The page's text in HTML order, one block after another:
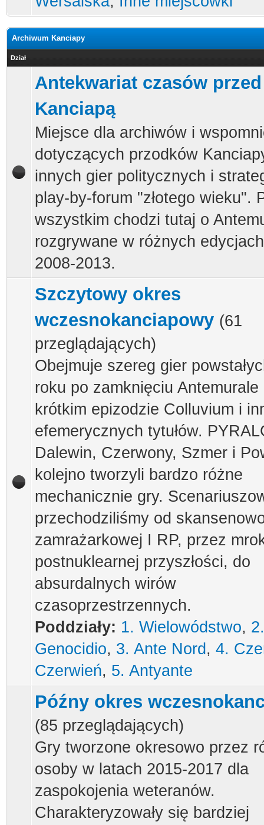
Archiwum Kanciapy
Dział
Antekwariat czasów przed
Kanciapą
Miejsce dla archiwów i
dotyczących przodków
innych gier politycznych i
play-by-forum "złotego wieku".
wszystkim chodzi tutaj o
rozgrywane w różnych
2008-2013.
Szczytowy okres
wczesnokanciapowy (61
przeglądających)
Obejmuje szereg gier
roku po zamknięciu Antemurale
krótkim epizodzie Colluvium i
efemerycznych tytułów.
Dalewin, Czerwony, Szmer i
kolejno tworzyli bardzo różne
mechanicznie gry.
przechodziliśmy od
zamrażarkowej I RP, przez
postnuklearnej przyszłości, do
absurdalnych wirów
czasoprzestrzennych.
Poddziały: 1. Wielowódstwo, 2.
Genocidio, 3. Ante Nord , 4.
Czerwień, 5. Antyante
Późny okres
(85 przeglądających)
Gry tworzone okresowo przez
osoby w latach 2015-2017 dla
zaspokojenia weteranów.
Charakteryzowały się bardziej